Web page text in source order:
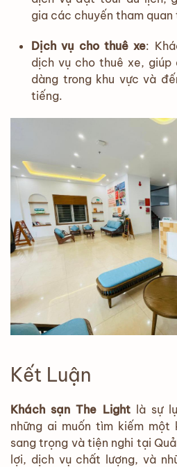
gia các chuyến tham quan
Dịch vụ cho thuê xe:
dịch vụ cho thuê xe, giúp
dàng trong khu vực và
tiếng.
Kết Luận
Khách sạn The Lightlà sự
những ai muốn tìm kiếm một
sang trọng và tiện nghi tại
lợi, dịch vụ chất lượng, và